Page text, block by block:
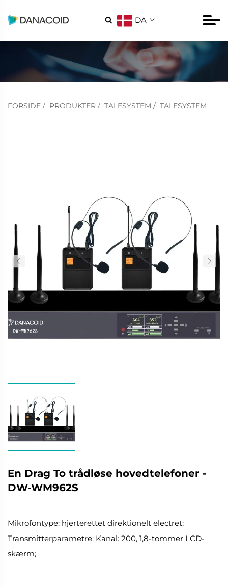
 DA
FORSIDE / PRODUKTER / TALESYSTEM / TALESYSTEM
En Drag To trådløse hovedtelefoner -
DW-WM962S
Mikrofontype: hjerterettet direktionelt electret;
Transmitterparametre: Kanal: 200, 1,8-tommer LCD-
skærm;